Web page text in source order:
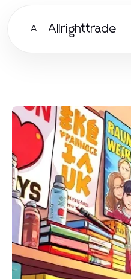
A Allrighttrade